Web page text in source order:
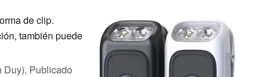
de clip.
también puede
Duy), Publicado